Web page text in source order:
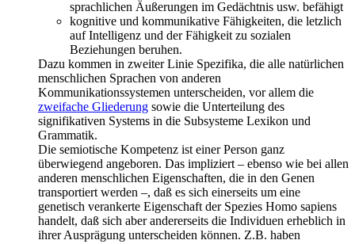
sprachlichen Äußerungen im Gedächtnis usw. befähigt
kognitive und kommunikative Fähigkeiten, die letzlich
auf Intelligenz und der Fähigkeit zu sozialen
Beziehungen beruhen.
Dazu kommen in zweiter Linie Spezifika, die alle natürlichen
menschlichen Sprachen von anderen
Kommunikationssystemen unterscheiden, vor allem die
zweifache Gliederung sowie die Unterteilung des
signifikativen Systems in die Subsysteme Lexikon und
Grammatik.
Die semiotische Kompetenz ist einer Person ganz
überwiegend angeboren. Das impliziert – ebenso wie bei allen
anderen menschlichen Eigenschaften, die in den Genen
transportiert werden –, daß es sich einerseits um eine
genetisch verankerte Eigenschaft der Spezies Homo sapiens
handelt, daß sich aber andererseits die Individuen erheblich in
ihrer Ausprägung unterscheiden können. Z.B. haben